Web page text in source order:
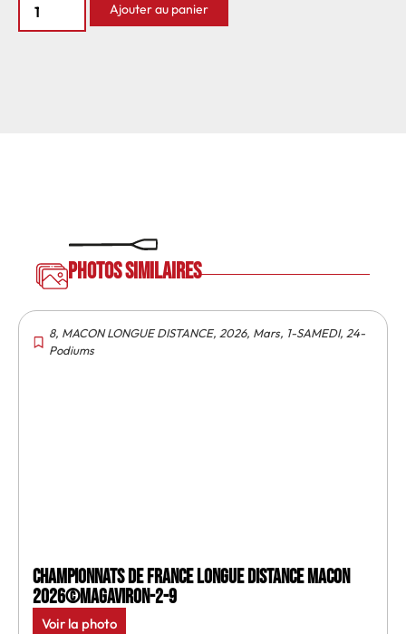
Ajouter au panier
Photos similaires
8, MACON LONGUE DISTANCE, 2026, Mars, 1-SAMEDI, 24-
Podiums
Championnats de France longue distance Macon
2026©MagAviron-2-9
Voir la photo